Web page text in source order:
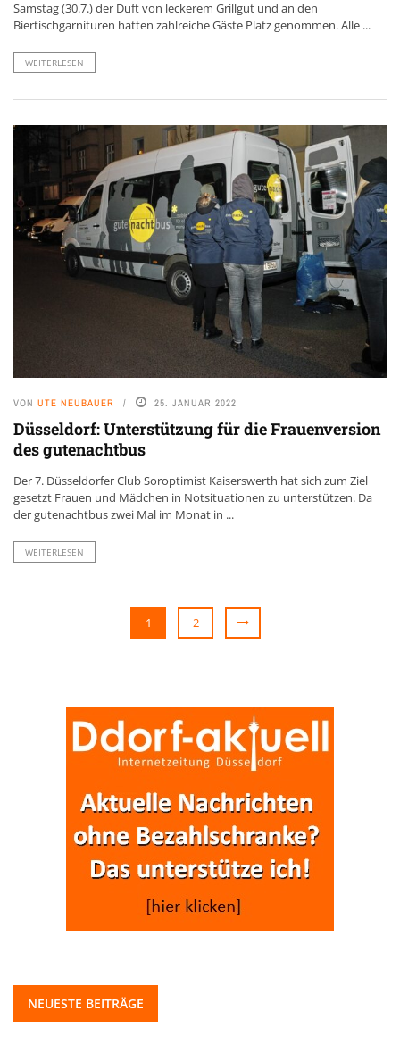
Samstag (30.7.) der Duft von leckerem Grillgut und an den
Biertischgarnituren hatten zahlreiche Gäste Platz genommen. Alle ...
WEITERLESEN
VON UTE NEUBAUER 25. JANUAR 2022
Düsseldorf: Unterstützung für die Frauenversion
des gutenachtbus
Der 7. Düsseldorfer Club Soroptimist Kaiserswerth hat sich zum Ziel
gesetzt Frauen und Mädchen in Notsituationen zu unterstützen. Da
der gutenachtbus zwei Mal im Monat in ...
WEITERLESEN
1 2
NEUESTE BEITRÄGE